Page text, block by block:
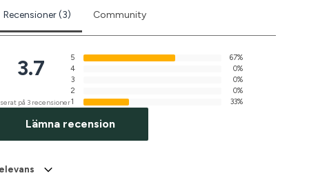
Recensioner (3) Community
3.7
på 3 recensioner
5
67%
4
0%
3
0%
2
0%
1
33%
Lämna recension